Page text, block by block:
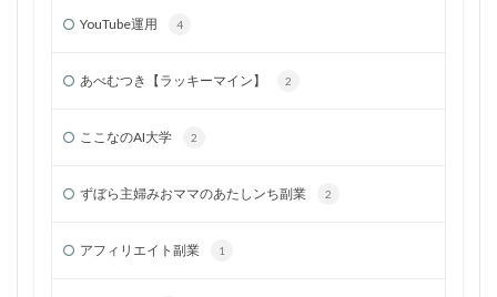
YouTube運用 4
あべむつき【ラッキーマイン】 2
ここなのAI大学 2
ずぼら主婦みおママのあたしンち副業 2
アフィリエイト副業 1